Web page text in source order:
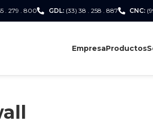
. 279 . 800 GDL:(33) 38 . 258 . 887 CNC:
EmpresaProductos